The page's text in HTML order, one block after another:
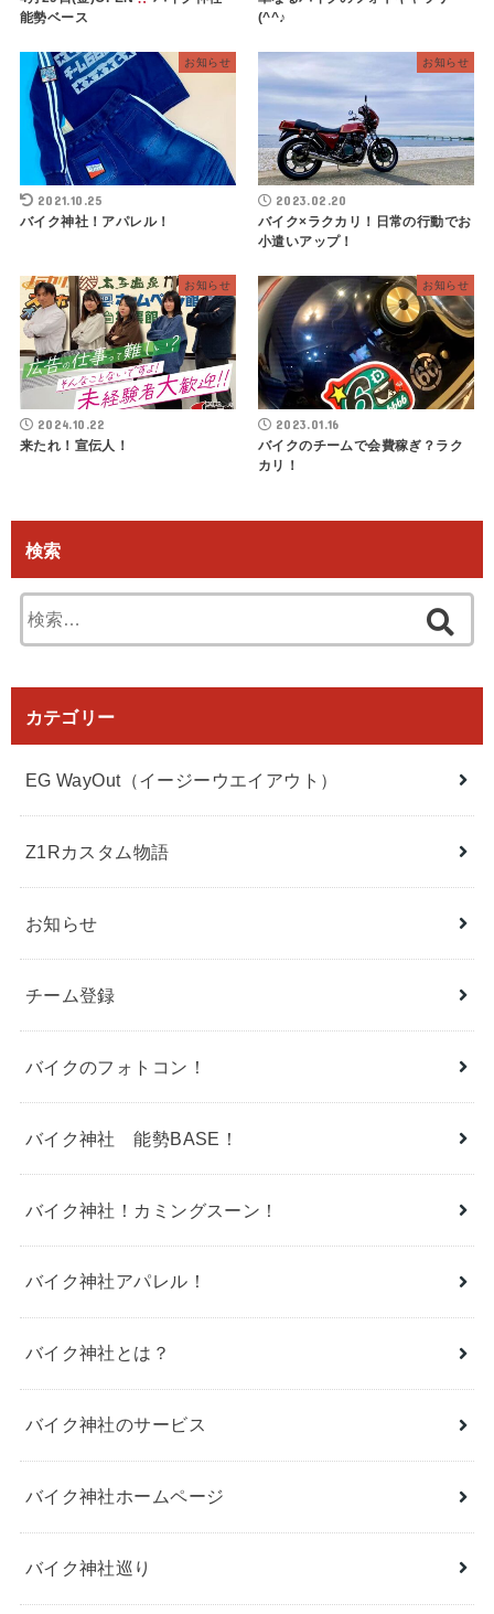
能勢ベース
(^^♪
お知らせ
2021.10.25
バイク神社！アパレル！
お知らせ
2023.02.20
バイク×ラクカリ！日常の行動でお
小遣いアップ！
お知らせ
2024.10.22
来たれ！宣伝人！
お知らせ
2023.01.16
バイクのチームで会費稼ぎ？ラク
カリ！
検索
索:
カテゴリー
EG WayOut（イージーウエイアウト）
Z1Rカスタム物語
お知らせ
チーム登録
バイクのフォトコン！
バイク神社 能勢BASE！
バイク神社！カミングスーン！
バイク神社アパレル！
バイク神社とは？
バイク神社のサービス
バイク神社ホームページ
バイク神社巡り